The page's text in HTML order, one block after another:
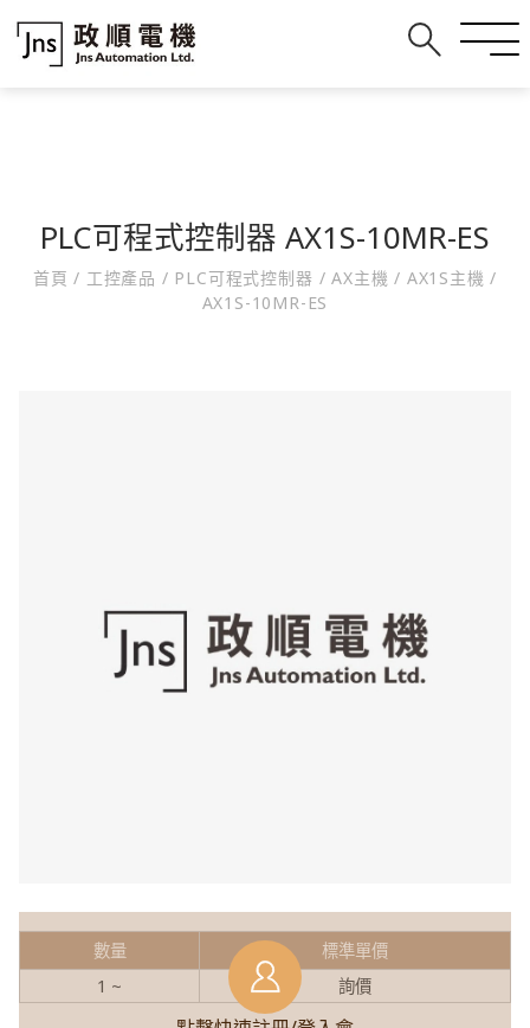
PLC可程式控制器 AX1S-10MR-ES
首頁/ 工控產品 / PLC可程式控制器 / AX主機/ AX1S主機/
AX1S-10MR-ES
數量
標準單價
1 ~
詢價